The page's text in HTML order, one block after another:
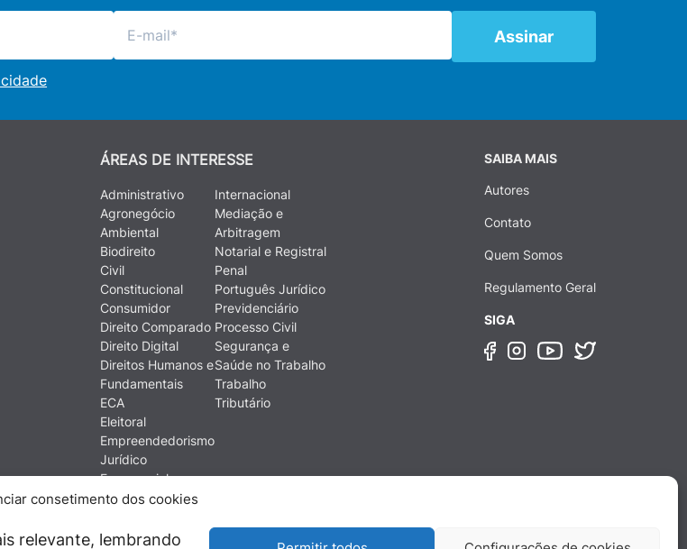
consetimento dos cookies
relevante, lembrando
ÁREAS DE INTERESSE
Administrativo
Agronegócio
Ambiental
Biodireito
Civil
Constitucional
Consumidor
Direito Comparado
Direito Digital
Direitos Humanos e
Fundamentais
ECA
Eleitoral
Empreendedorismo
Jurídico
Empresarial
Ética
Financeiro e
Internacional
Mediação e
Arbitragem
Notarial e Registral
Penal
Português Jurídico
Previdenciário
Processo Civil
Segurança e
Saúde no Trabalho
Trabalho
Tributário
SAIBA MAIS
Autores
Contato
Quem Somos
Regulamento Geral
SIGA